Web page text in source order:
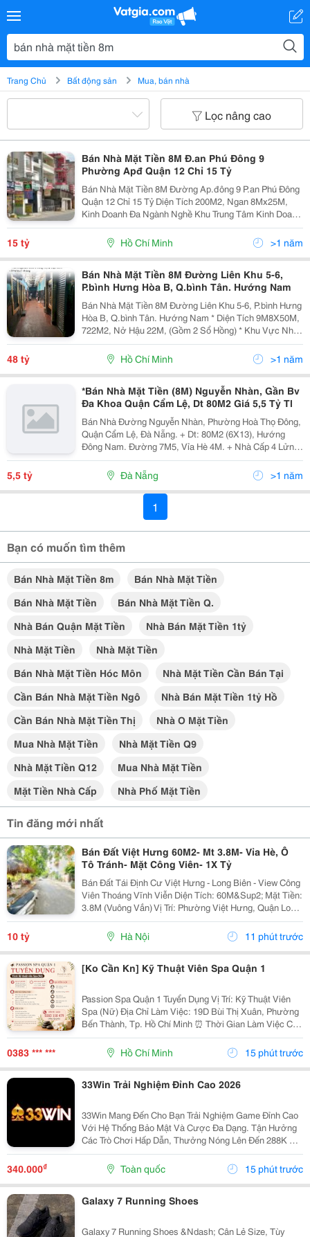
Trang Chủ Bất động sản Mua, bán nhà
Lọc nâng cao
Bán Nhà Mặt Tiền 8M Đ.an Phú Đông 9
Phường Apđ Quận 12 Chỉ 15 Tỷ
Bán Nhà Mặt Tiền 8M Đường Ap.đông 9 P.an Phú Đông
Quận 12 Chỉ 15 Tỷ Diện Tích 200M2, Ngan 8Mx25M,
Kinh Doanh Đa Ngành Nghề Khu Trung Tâm Kinh Doanh
Sầm Uất - Đang Có Dòng Tiền 20Tr/Tháng Giá 100% Là
15 Tỷ (Thương Lượng) Là Có Ngay Căn Nhà...
15 tỷ Hồ Chí Minh >1 năm
Bán Nhà Mặt Tiền 8M Đường Liên Khu 5-6,
P.bình Hưng Hòa B, Q.bình Tân. Hướng Nam
Bán Nhà Mặt Tiền 8M Đường Liên Khu 5-6, P.bình Hưng
Hòa B, Q.bình Tân. Hướng Nam * Diện Tích 9M8X50M,
722M2, Nở Hậu 22M, (Gồm 2 Sổ Hồng) * Khu Vực Nhà
Trọ: Có 14 Phòng Trọ Đang Cho Thuê * Thu Nhập Hiện
Tại 50Tr/ Tháng Bao Gồm Thuê Mặt Bằng Và...
48 tỷ Hồ Chí Minh >1 năm
*Bán Nhà Mặt Tiền (8M) Nguyễn Nhàn, Gần Bv
Đa Khoa Quận Cẩm Lệ, Dt 80M2 Giá 5,5 Tỷ Tl
Bán Nhà Đường Nguyễn Nhàn, Phường Hoà Thọ Đông,
Quận Cẩm Lệ, Đà Nẵng. + Dt: 80M2 (6X13), Hướng
Đông Nam. Đường 7M5, Vỉa Hè 4M. + Nhà Cấp 4 Lửng
Mới Đang Cho Thuê Kinh Doanh. + Gần Bệnh Viện Đa
Khoa Cẩm Lệ, Chợ Hòa Cầm, Thích Hợp Khách Hàng
5,5 tỷ Đà Nẵng >1 năm
1
Bạn có muốn tìm thêm
Bán Nhà Mặt Tiền 8m
Bán Nhà Mặt Tiền
Bán Nhà Mặt Tiền
Bán Nhà Mặt Tiền Q.
Nhà Bán Quận Mặt Tiền
Nhà Bán Mặt Tiền 1tỷ
Nhà Mặt Tiền
Nhà Mặt Tiền
Bán Nhà Mặt Tiền Hóc Môn
Nhà Mặt Tiền Cần Bán Tại
Cần Bán Nhà Mặt Tiền Ngô
Nhà Bán Mặt Tiền 1tỷ Hồ
Cần Bán Nhà Mặt Tiền Thị
Nhà O Mặt Tiền
Mua Nhà Mặt Tiền
Nhà Mặt Tiền Q9
Nhà Mặt Tiền Q12
Mua Nhà Mặt Tiền
Mặt Tiền Nhà Cấp
Nhà Phố Mặt Tiền
Tin đăng mới nhất
Bán Đất Việt Hưng 60M2- Mt 3.8M- Vỉa Hè, Ô
Tô Tránh- Mặt Công Viên- 1X Tỷ
Bán Đất Tái Định Cư Việt Hưng - Long Biên - View Công
Viên Thoáng Vĩnh Viễn Diện Tích: 60M&Sup2; Mặt Tiền:
3.8M (Vuông Vắn) Vị Trí: Phường Việt Hưng, Quận Long
Biên - Khu Vực Hạ Tầng Đồng Bộ, Giao Thông Kết Nối
Hoàn Hảo. Vị Trí &Amp; Tiện Ích...
10 tỷ Hà Nội 11 phút trước
[Ko Cần Kn] Kỹ Thuật Viên Spa Quận 1
Passion Spa Quận 1 Tuyển Dụng Vị Trí: Kỹ Thuật Viên
Spa (Nữ) Địa Chỉ Làm Việc: 19D Bùi Thị Xuân, Phường
Bến Thành, Tp. Hồ Chí Minh ⏰ Thời Gian Làm Việc Ca
1: 10:00 - 22:00 Ca 2: 12:00 - 00:00 Nghỉ 04
Ngày/Tháng. Mô Tả Công Việc - Thực...
0383 *** *** Hồ Chí Minh 15 phút trước
33Win Trải Nghiệm Đỉnh Cao 2026
33Win Mang Đến Cho Bạn Trải Nghiệm Game Đỉnh Cao
Với Hệ Thống Bảo Mật Và Cược Đa Dạng. Tận Hưởng
Các Trò Chơi Hấp Dẫn, Thưởng Nóng Lên Đến 288K Khi
Đăng Ký. Tham Gia Ngay Hôm Nay Để Không Bỏ Lỡ Cơ
Hội Thắng Lớn! Website: Https://33Win.party/ ...
340.000₫ Toàn quốc 15 phút trước
Galaxy 7 Running Shoes
Galaxy 7 Running Shoes &Ndash; Cân Lẻ Size, Tùy